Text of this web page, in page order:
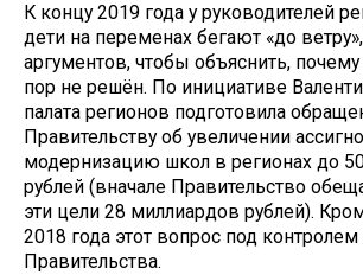
К концу 2019 года у руководителей
дети на переменах бегают «до
аргументов, чтобы объяснить,
пор не решён. По инициативе
палата регионов подготовила
Правительству об увеличении
модернизацию школ в регионах до
рублей (вначале Правительство
эти цели 28 миллиардов рублей).
2018 года этот вопрос под
Правительства.